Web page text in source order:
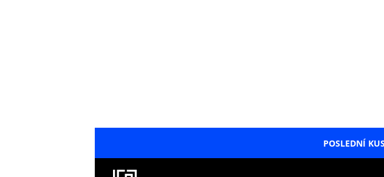
POSLEDNÍ